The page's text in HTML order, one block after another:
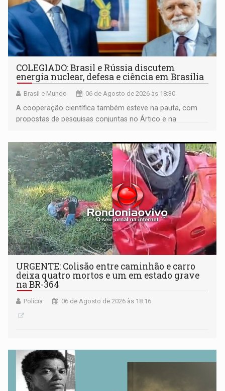
COLEGIADO: Brasil e Rússia discutem
energia nuclear, defesa e ciência em Brasília
Brasil e Mundo 06 de Agosto de 2026 às 18:30
A cooperação científica também esteve na pauta, com
propostas de pesquisas conjuntas no Ártico e na
URGENTE: Colisão entre caminhão e carro
deixa quatro mortos e um em estado grave
na BR-364
Polícia 06 de Agosto de 2026 às 18:16